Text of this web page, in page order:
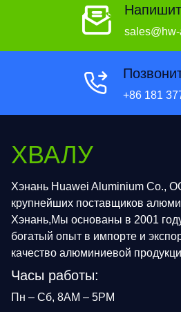
+86 181
ХВАЛУ
Хэнань Huawei Aluminium Co.,
крупнейших поставщиков
Хэнань,Мы основаны в 2001
богатый опыт в импорте и
качество алюминиевой
Часы работы:
Пн – Сб, 8AM – 5PM